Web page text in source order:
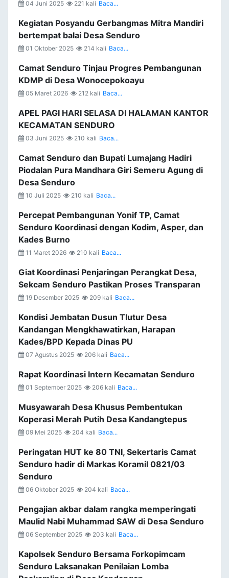
04 Juni 2025 221 kali Baca...
Kegiatan Posyandu Gerbangmas Mitra Mandiri
bertempat balai Desa Senduro
01 Oktober 2025 214 kali Baca...
Camat Senduro Tinjau Progres Pembangunan
KDMP di Desa Wonocepokoayu
05 Maret 2026 212 kali Baca...
APEL PAGI HARI SELASA DI HALAMAN KANTOR
KECAMATAN SENDURO
03 Juni 2025 210 kali Baca...
Camat Senduro dan Bupati Lumajang Hadiri
Piodalan Pura Mandhara Giri Semeru Agung di
Desa Senduro
10 Juli 2025 210 kali Baca...
Percepat Pembangunan Yonif TP, Camat
Senduro Koordinasi dengan Kodim, Asper, dan
Kades Burno
11 Maret 2026 210 kali Baca...
Giat Koordinasi Penjaringan Perangkat Desa,
Sekcam Senduro Pastikan Proses Transparan
19 Desember 2025 209 kali Baca...
Kondisi Jembatan Dusun Tlutur Desa
Kandangan Mengkhawatirkan, Harapan
Kades/BPD Kepada Dinas PU
07 Agustus 2025 206 kali Baca...
Rapat Koordinasi Intern Kecamatan Senduro
01 September 2025 206 kali Baca...
Musyawarah Desa Khusus Pembentukan
Koperasi Merah Putih Desa Kandangtepus
09 Mei 2025 204 kali Baca...
Peringatan HUT ke 80 TNI, Sekertaris Camat
Senduro hadir di Markas Koramil 0821/03
Senduro
06 Oktober 2025 204 kali Baca...
Pengajian akbar dalam rangka memperingati
Maulid Nabi Muhammad SAW di Desa Senduro
06 September 2025 203 kali Baca...
Kapolsek Senduro Bersama Forkopimcam
Senduro Laksanakan Penilaian Lomba